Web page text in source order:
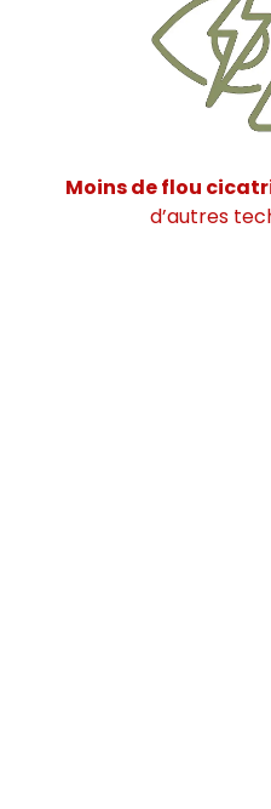
Moins de flou
d’autres